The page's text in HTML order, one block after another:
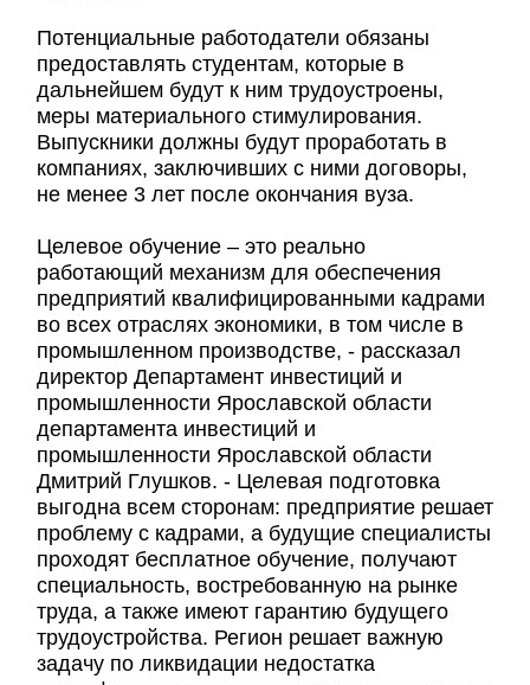
Потенциальные работодатели обязаны
предоставлять студентам, которые в
дальнейшем будут к ним трудоустроены,
меры материального стимулирования.​ ​
Выпускники должны будут проработать в
компаниях, заключивших с ними договоры,
не менее 3 лет после окончания вуза.
Целевое обучение – это реально
работающий механизм для обеспечения
предприятий квалифицированными кадрами
во всех отраслях экономики, в том числе в
промышленном производстве, - рассказал
директор Департамент инвестиций и
промышленности Ярославской области
департамента инвестиций и
промышленности Ярославской области
Дмитрий Глушков. - Целевая подготовка
выгодна всем сторонам: предприятие решает
проблему с кадрами, а будущие специалисты
проходят бесплатное обучение, получают
специальность, востребованную на рынке
труда, а также имеют гарантию будущего
трудоустройства. Регион решает важную
задачу по ликвидации недостатка